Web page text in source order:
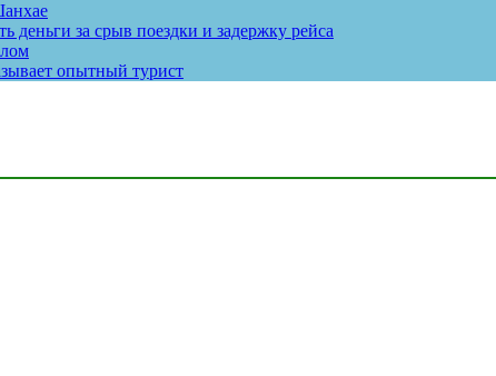
за срыв поездки и задержку рейса
опытный турист